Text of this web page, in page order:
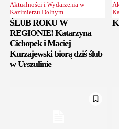
Aktualności i Wydarzenia w
Kazimierzu Dolnym
ŚLUB ROKU W
REGIONIE! Katarzyna
Cichopek i Maciej
Kurzajewski biorą dziś ślub
w Urszulinie